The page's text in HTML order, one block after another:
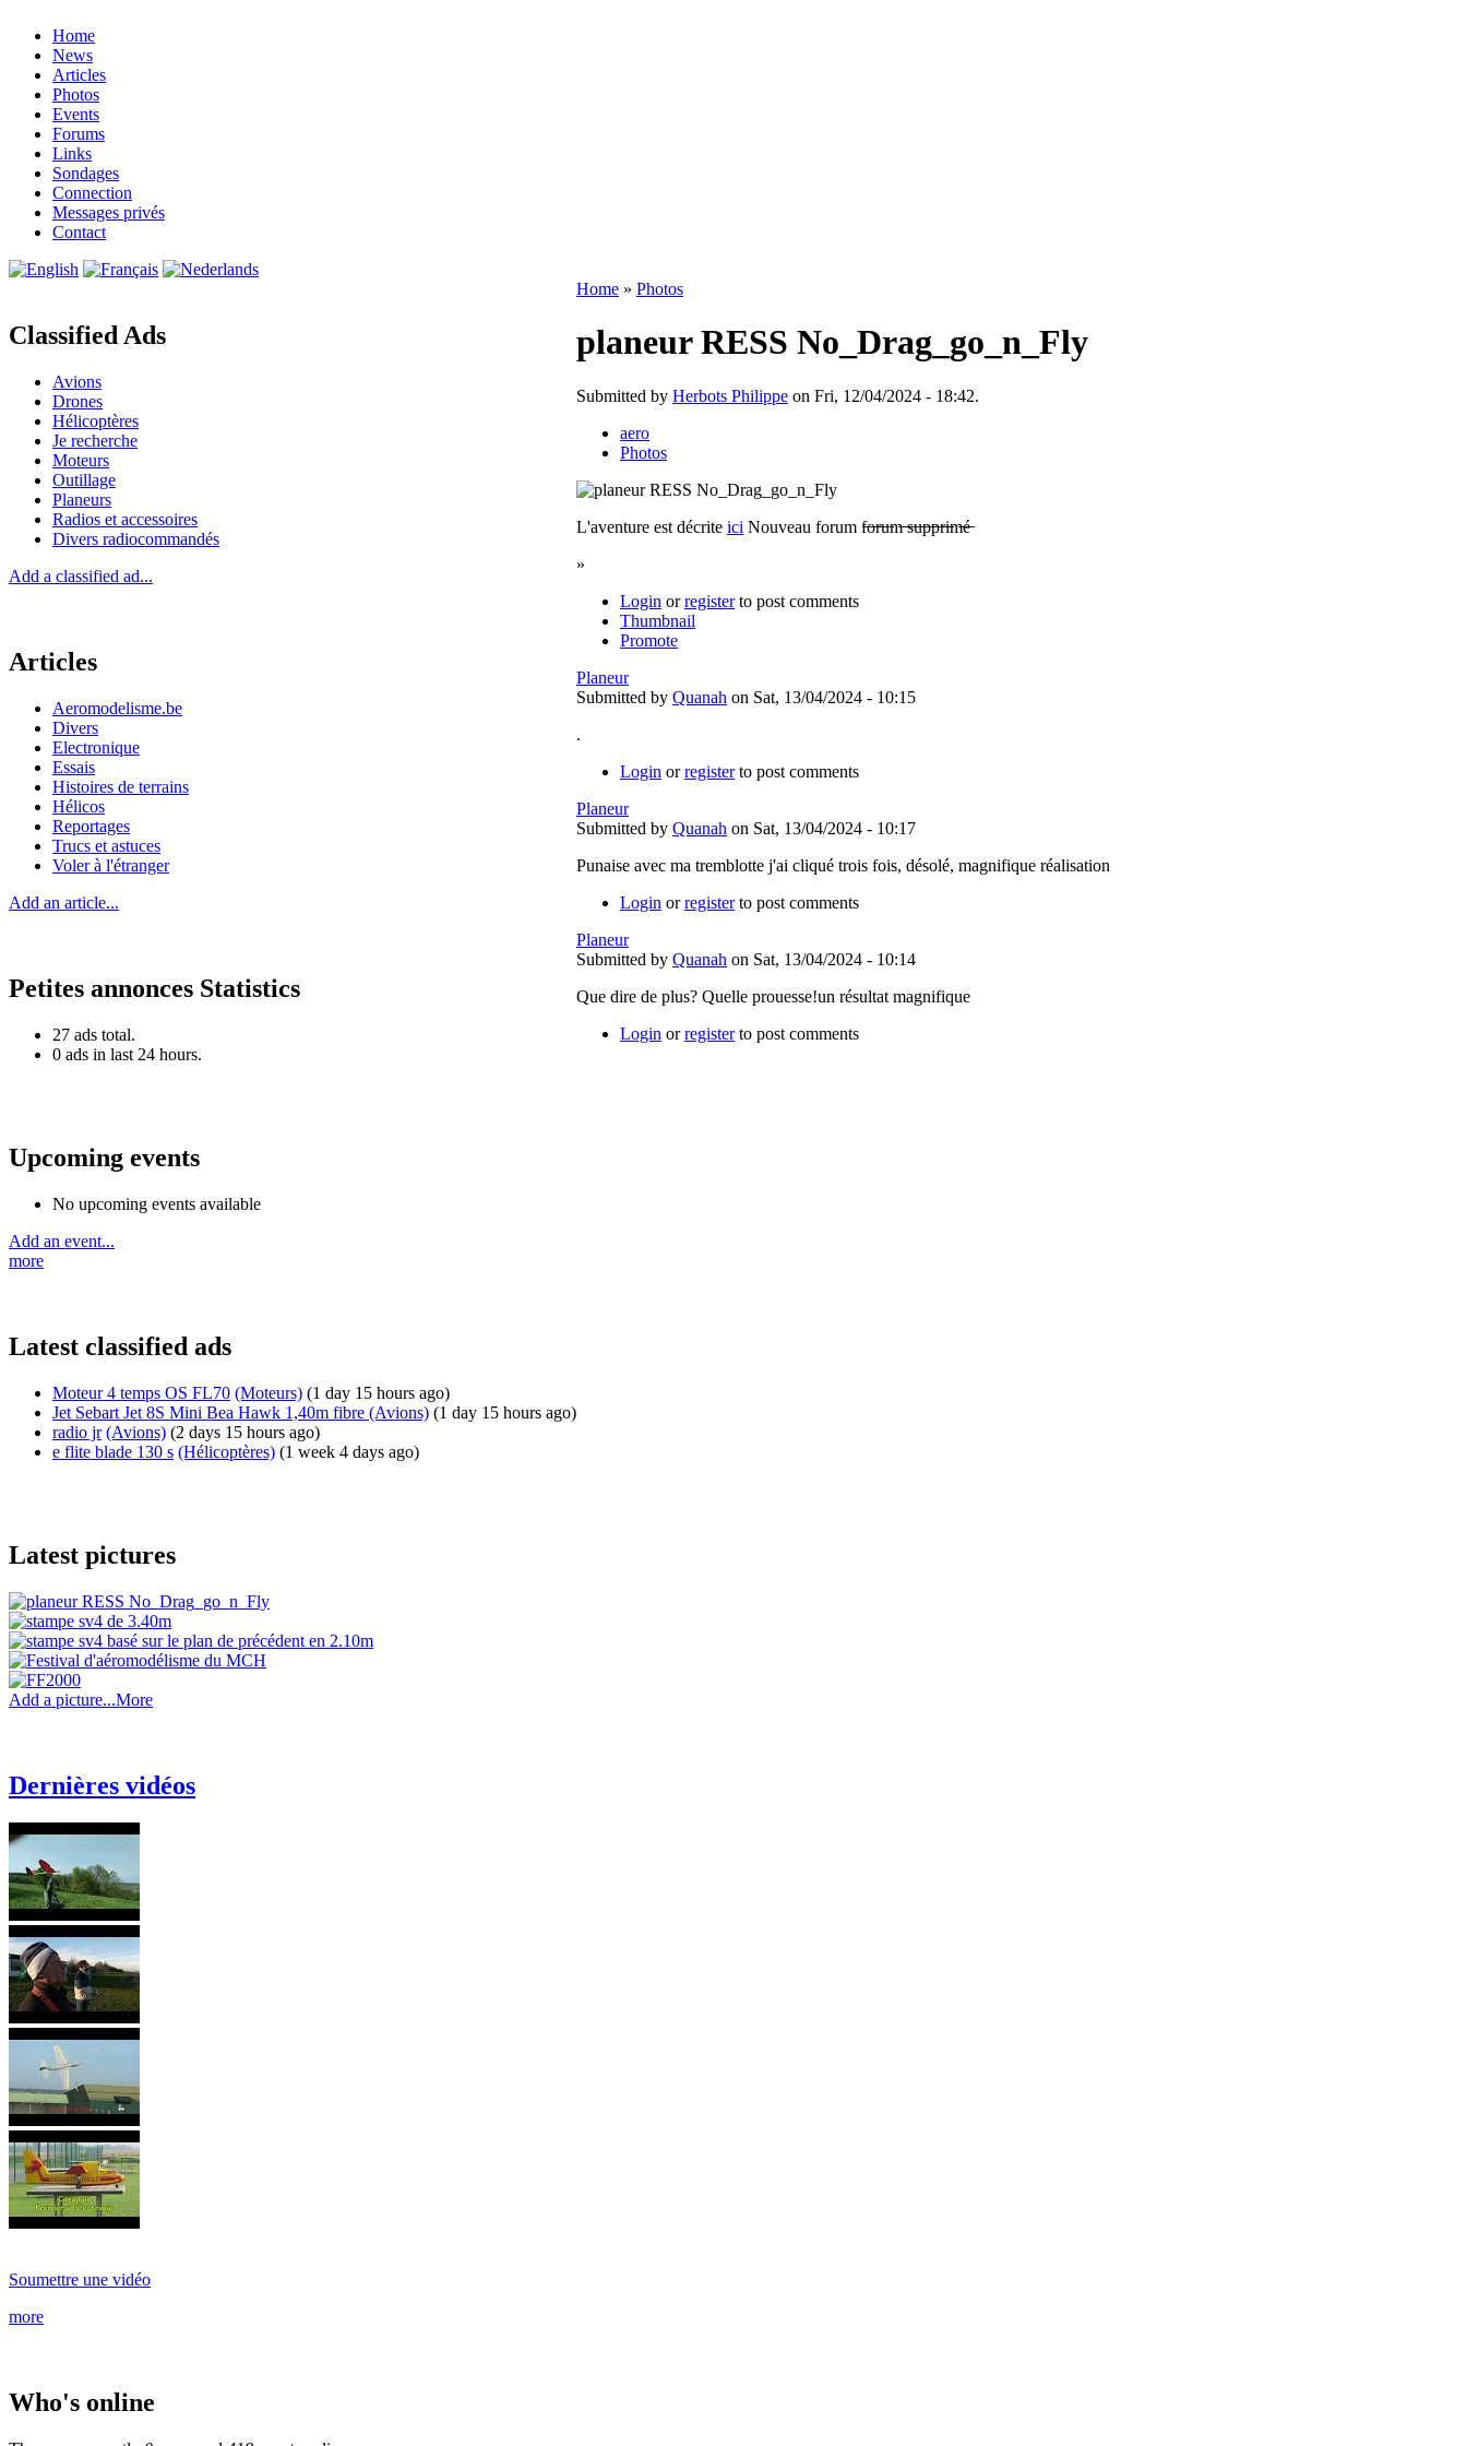
Home
News
Articles
Photos
Events
Forums
Links
Sondages
Connection
Messages privés
Contact
Classified Ads
Avions
Drones
Hélicoptères
Je recherche
Moteurs
Outillage
Planeurs
Radios et accessoires
Divers radiocommandés
Add a classified ad...
Articles
Aeromodelisme.be
Divers
Electronique
Essais
Histoires de terrains
Hélicos
Reportages
Trucs et astuces
Voler à l'étranger
Add an article...
Petites annonces Statistics
27 ads total.
0 ads in last 24 hours.
Upcoming events
No upcoming events available
Add an event...
more
Latest classified ads
Moteur 4 temps OS FL70 (Moteurs) (1 day 15 hours ago)
Jet Sebart Jet 8S Mini Bea Hawk 1,40m fibre (Avions) (1 day 15 hours ago)
radio jr (Avions) (2 days 15 hours ago)
e flite blade 130 s (Hélicoptères) (1 week 4 days ago)
Latest pictures
Add a picture...More
Dernières vidéos
Soumettre une vidéo
more
Who's online
Home » Photos
planeur RESS No_Drag_go_n_Fly
Submitted by Herbots Philippe on Fri, 12/04/2024 - 18:42.
aero
Photos
L'aventure est décrite ici Nouveau forum f̶o̶r̶u̶m̶ ̶s̶u̶p̶p̶r̶i̶m̶é̶
»
Login orregisterto post comments
Thumbnail
Promote
Planeur
Submitted by Quanah on Sat, 13/04/2024 - 10:15
.
Login orregisterto post comments
Planeur
Submitted by Quanah on Sat, 13/04/2024 - 10:17
Punaise avec ma tremblotte j'ai cliqué trois fois, désolé, magnifique réalisation
Login orregisterto post comments
Planeur
Submitted by Quanah on Sat, 13/04/2024 - 10:14
Que dire de plus? Quelle prouesse!un résultat magnifique
Login orregisterto post comments